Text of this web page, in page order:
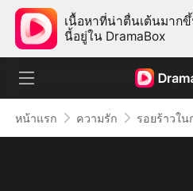
เนื้อหาที่น่าตื่นเต้นมาก
นี้อยู่ใน DramaBox
หน้าแรก ความรัก